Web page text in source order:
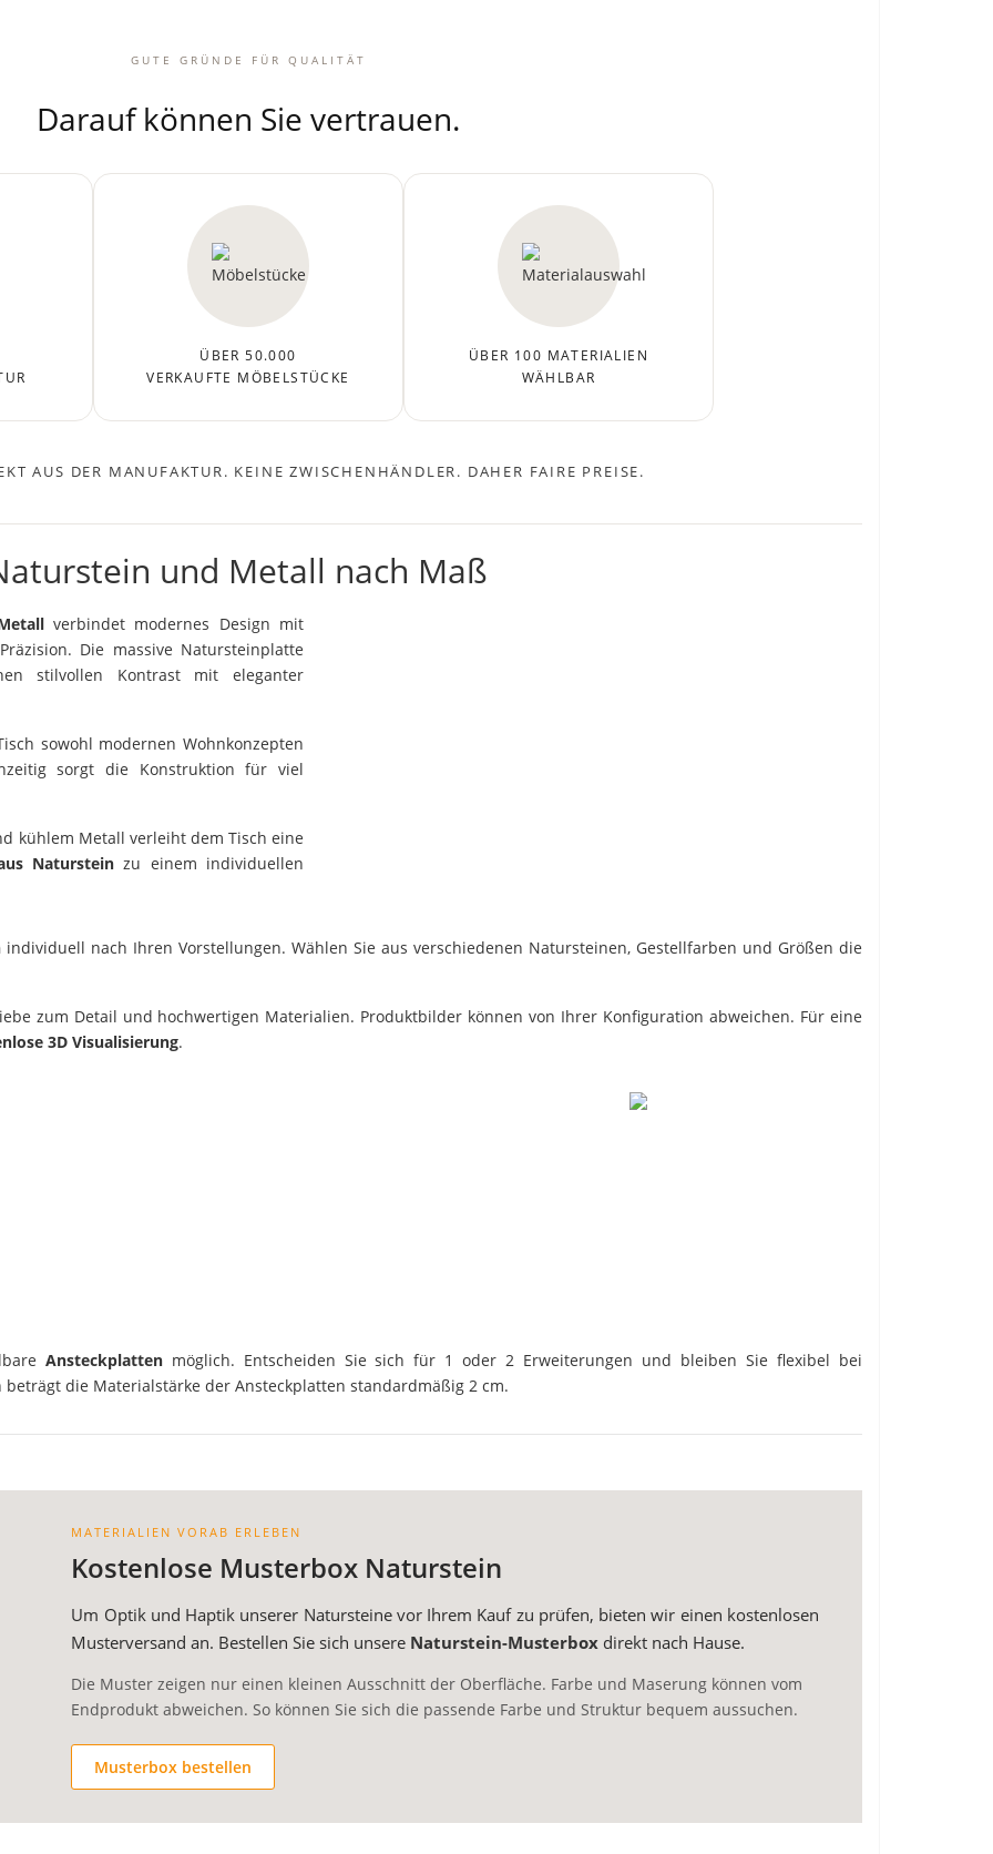
GUTE GRÜNDE FÜR QUALITÄT
Darauf können Sie vertrauen.
ÜBER 50.000
VERKAUFTE MÖBELSTÜCKE
ÜBER 100 MATERIALIEN
WÄHLBAR
AUS DER MANUFAKTUR. KEINE ZWISCHENHÄNDLER. DAHER FAIRE PREISE.
und Metall nach Maß
verbindet modernes Design mit
Die massive Natursteinplatte
stilvollen Kontrast mit eleganter
sowohl modernen Wohnkonzepten
sorgt die Konstruktion für viel
kühlem Metall verleiht dem Tisch eine
Naturstein zu einem individuellen
individuell nach Ihren Vorstellungen. Wählen Sie aus verschiedenen Natursteinen, Gestellfarben und Größen die
zum Detail und hochwertigen Materialien. Produktbilder können von Ihrer Konfiguration abweichen. Für eine
3D Visualisierung.
Ansteckplattenmöglich. Entscheiden Sie sich für 1 oder 2 Erweiterungen und bleiben Sie flexibel bei
die Materialstärke der Ansteckplatten standardmäßig 2 cm.
MATERIALIEN VORAB ERLEBEN
Kostenlose Musterbox Naturstein
Um Optik und Haptik unserer Natursteine vor Ihrem Kauf zu prüfen, bieten wir einen kostenlosen
Musterversand an. Bestellen Sie sich unsere Naturstein-Musterbox direkt nach Hause.
Die Muster zeigen nur einen kleinen Ausschnitt der Oberfläche. Farbe und Maserung können vom
Endprodukt abweichen. So können Sie sich die passende Farbe und Struktur bequem aussuchen.
Musterbox bestellen